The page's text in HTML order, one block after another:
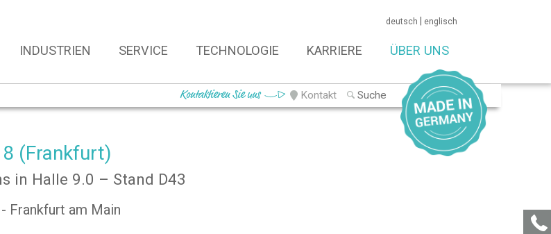
deutsch englisch
INDUSTRIEN SERVICE TECHNOLOGIE KARRIERE ÜBER UNS
Kontakt
Kontaktieren Sie uns
(Frankfurt)
in Halle 9.0 – Stand D43
Frankfurt am Main